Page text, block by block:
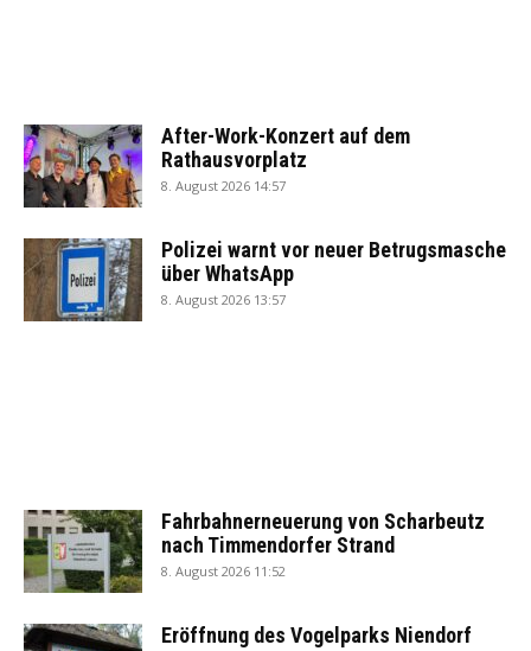
After-Work-Konzert auf dem
Rathausvorplatz
8. August 2026 14:57
Polizei warnt vor neuer Betrugsmasche
über WhatsApp
8. August 2026 13:57
Fahrbahnerneuerung von Scharbeutz
nach Timmendorfer Strand
8. August 2026 11:52
Eröffnung des Vogelparks Niendorf